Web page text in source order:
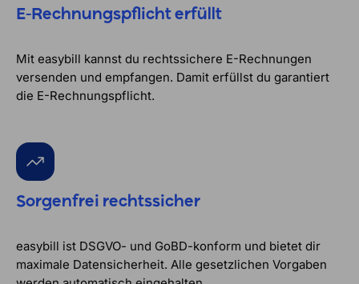
E-Rechnungspflicht erfüllt
Mit easybill kannst du rechtssichere E-Rechnungen
versenden und empfangen. Damit erfüllst du garantiert
die E-Rechnungspflicht.
Sorgenfrei rechtssicher
easybill ist DSGVO- und GoBD-konform und bietet dir
maximale Datensicherheit. Alle gesetzlichen Vorgaben